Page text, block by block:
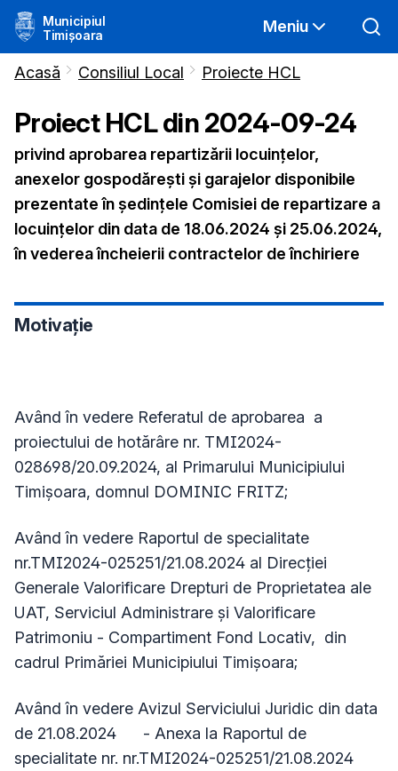
Municipiul
Timișoara
Meniu
Acasă Consiliul Local Proiecte HCL
Proiect HCL din2024-09-24
privind aprobarea repartizării locuințelor,
anexelor gospodărești și garajelor disponibile
prezentate în ședințele Comisiei de repartizare a
locuințelor din data de 18.06.2024 și 25.06.2024,
în vederea încheierii contractelor de închiriere
Motivație
Având în vedere Referatul de aprobarea a
proiectului de hotărâre nr. TMI2024-
028698/20.09.2024, al Primarului Municipiului
Timișoara, domnul DOMINIC FRITZ;
Având în vedere Raportul de specialitate
nr.TMI2024-025251/21.08.2024 al Direcției
Generale Valorificare Drepturi de Proprietatea ale
UAT, Serviciul Administrare și Valorificare
Patrimoniu - Compartiment Fond Locativ, din
cadrul Primăriei Municipiului Timișoara;
Având în vedere Avizul Serviciului Juridic din data
de 21.08.2024 - Anexa la Raportul de
specialitate nr. nr.TMI2024-025251/21.08.2024